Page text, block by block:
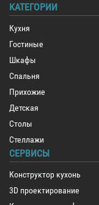
КАТЕГОРИИ
Кухня
Гостиные
Шкафы
Спальня
Прихожие
Детская
Столы
Стеллажи
СЕРВИСЫ
Конструктор кухонь
3D проектирование